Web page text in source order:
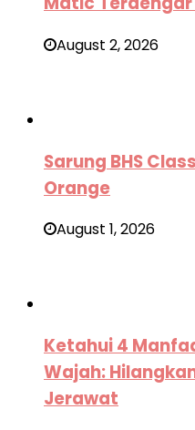
August 2, 2026
Sarung BHS
Orange
August 1, 2026
Ketahui 4
Wajah:
Jerawat